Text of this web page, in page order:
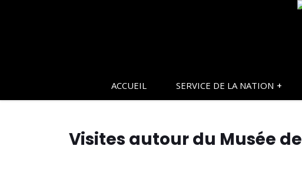
ACCUEIL SERVICE DE LA NATION
Visites autour du Musée